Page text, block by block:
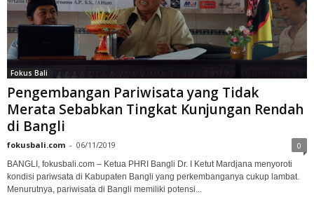
Fokus Bali
Pengembangan Pariwisata yang Tidak
Merata Sebabkan Tingkat Kunjungan Rendah
di Bangli
fokusbali.com - 06/11/2019 0
BANGLI, fokusbali.com – Ketua PHRI Bangli Dr. I Ketut Mardjana menyoroti
kondisi pariwsata di Kabupaten Bangli yang perkembanganya cukup lambat.
Menurutnya, pariwisata di Bangli memiliki potensi...